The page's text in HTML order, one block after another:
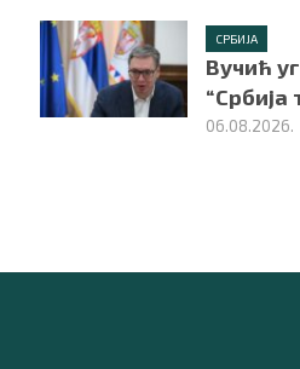
СРБИЈА
Вучић
“Србија
06.08.2026.